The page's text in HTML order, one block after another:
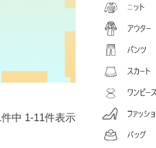
件中 1-11件表示